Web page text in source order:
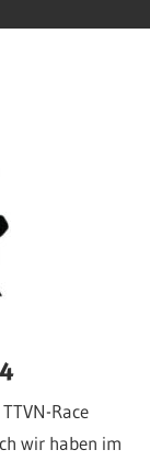
Race
wir haben im